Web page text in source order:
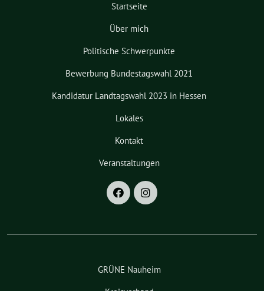
Startseite
Über mich
Politische Schwerpunkte
Bewerbung Bundestagswahl 2021
Kandidatur Landtagswahl 2023 in Hessen
Lokales
Kontakt
Veranstaltungen
GRÜNE Nauheim